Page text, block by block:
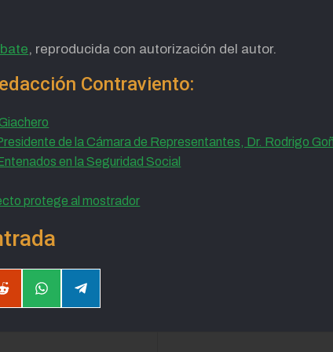
, reproducida con autorización del autor.
Contraviento:
de la Cámara de Representantes, Dr. Rodrigo
en la Seguridad Social
protege al mostrador
Compartir
en
Compartir
en
Compartir
en